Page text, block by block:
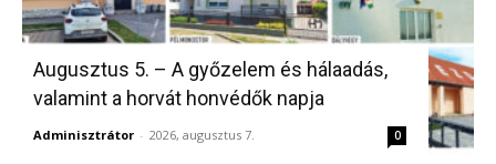
Augusztus 5. – A győzelem és hálaadás,
valamint a horvát honvédők napja
Adminisztrátor - 2026, augusztus 7. 0